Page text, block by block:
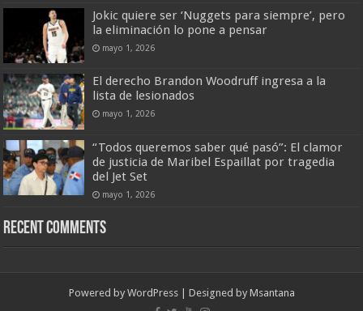
Jokic quiere ser ‘Nuggets para siempre’, pero
la eliminación lo pone a pensar
mayo 1, 2026
El derecho Brandon Woodruff ingresa a la
lista de lesionados
mayo 1, 2026
“Todos queremos saber qué pasó”: El clamor
de justicia de Maribel Espaillat por tragedia
del Jet Set
mayo 1, 2026
Recent Comments
Powered by WordPress| Designed by Msantana